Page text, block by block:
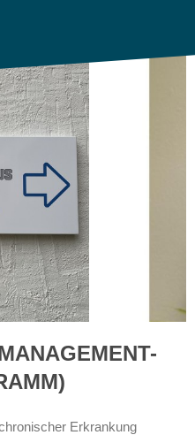
Erkrankung